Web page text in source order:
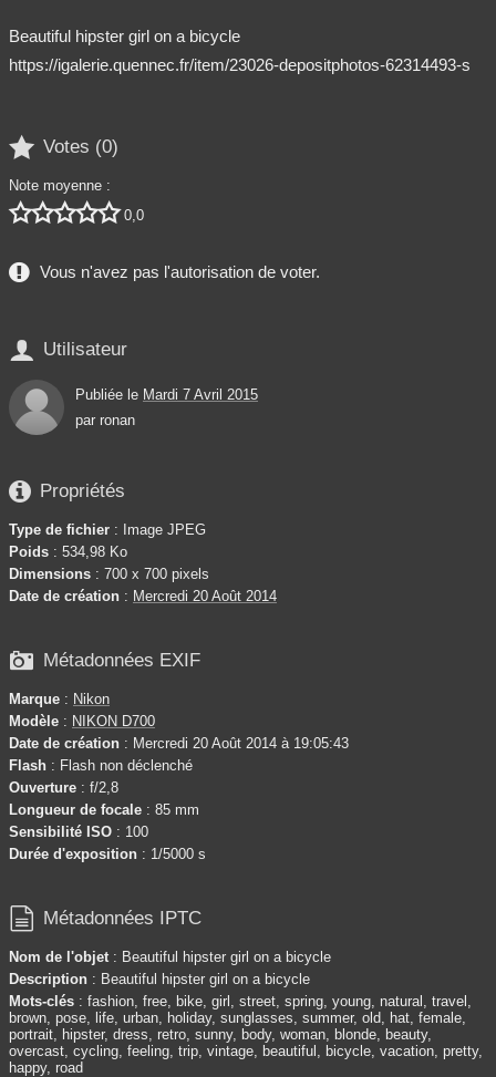
Beautiful hipster girl on a bicycle
https://igalerie.quennec.fr/item/23026-depositphotos-62314493-s
 Votes (0)
Note moyenne :
 0,0
Vous n'avez pas l'autorisation de voter.
 Utilisateur
Publiée le Mardi 7 Avril 2015
par ronan
 Propriétés
Type de fichier : Image JPEG
Poids : 534,98 Ko
Dimensions : 700 x 700 pixels
Date de création : Mercredi 20 Août 2014
 Métadonnées EXIF
Marque : Nikon
Modèle : NIKON D700
Date de création : Mercredi 20 Août 2014 à 19:05:43
Flash : Flash non déclenché
Ouverture : f/2,8
Longueur de focale : 85 mm
Sensibilité ISO : 100
Durée d'exposition : 1/5000 s
 Métadonnées IPTC
Nom de l'objet : Beautiful hipster girl on a bicycle
Description : Beautiful hipster girl on a bicycle
Mots-clés : fashion, free, bike, girl, street, spring, young, natural, travel,
brown, pose, life, urban, holiday, sunglasses, summer, old, hat, female,
portrait, hipster, dress, retro, sunny, body, woman, blonde, beauty,
overcast, cycling, feeling, trip, vintage, beautiful, bicycle, vacation, pretty,
happy, road